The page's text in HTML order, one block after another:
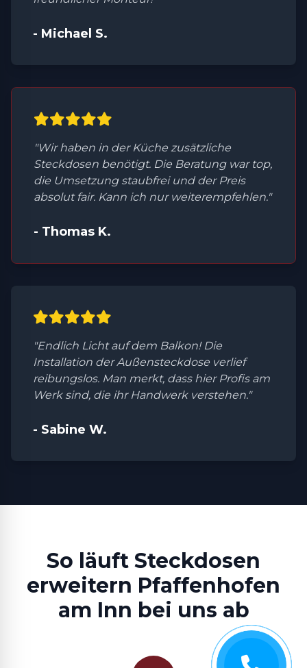
- Michael S.
"Wir haben in der Küche zusätzliche
Steckdosen benötigt. Die Beratung war top,
die Umsetzung staubfrei und der Preis
absolut fair. Kann ich nur weiterempfehlen."
- Thomas K.
"Endlich Licht auf dem Balkon! Die
Installation der Außensteckdose verlief
reibungslos. Man merkt, dass hier Profis am
Werk sind, die ihr Handwerk verstehen."
- Sabine W.
So läuft Steckdosen
erweitern Pfaffenhofen
am Inn bei uns ab